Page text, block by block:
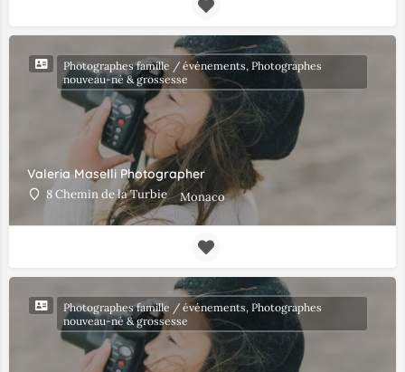
Valeria Maselli Photographer
8 Chemin de la Turbie Monaco
Photographes famille / événements, Photographes
nouveau-né & grossesse
Photographes famille / événements, Photographes
nouveau-né & grossesse